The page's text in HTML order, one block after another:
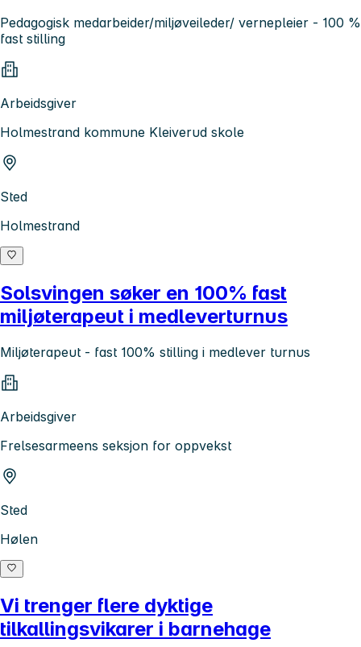
Pedagogisk medarbeider/miljøveileder/ vernepleier - 100 %
fast stilling
Arbeidsgiver
Holmestrand kommune Kleiverud skole
Sted
Holmestrand
Solsvingen søker en 100% fast
miljøterapeut i medleverturnus
Miljøterapeut - fast 100% stilling i medlever turnus
Arbeidsgiver
Frelsesarmeens seksjon for oppvekst
Sted
Hølen
Vi trenger flere dyktige
tilkallingsvikarer i barnehage